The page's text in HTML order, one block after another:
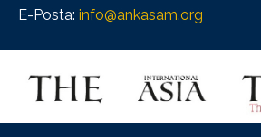
E-Posta: info@ankasam.org